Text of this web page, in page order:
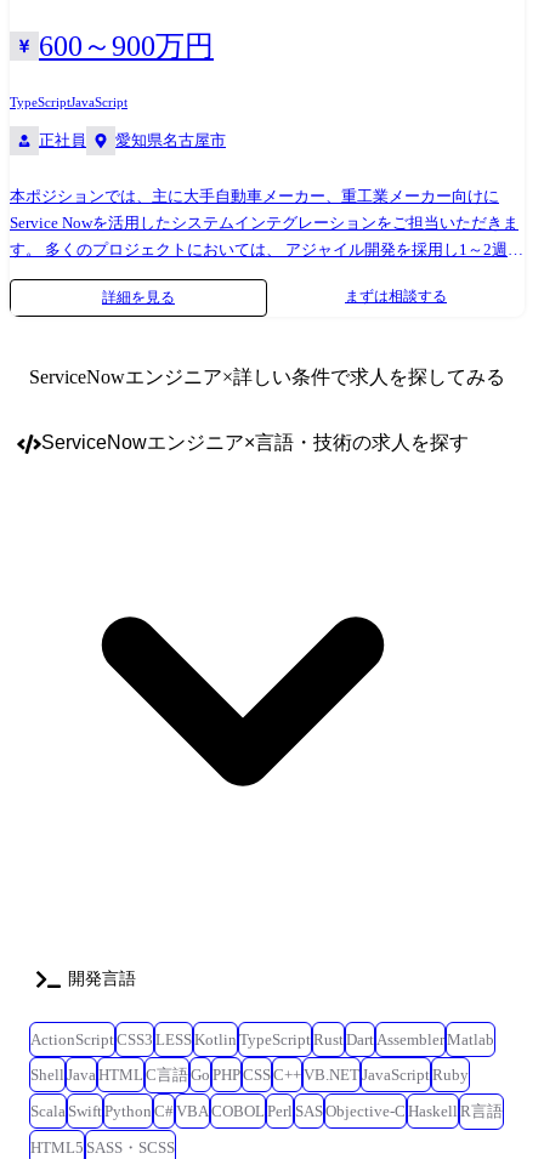
用したシステム開発プロジェクトにて、全体設計、技術設定と標準化(マ
イクロサービス、コンテナ基盤、API設計、マネージドサービス活用)、
化)を担当 ※本ポジションは、従来のインフラ設計・開発ではなく、クラ
ウドサービス上でのアプリケーション設計・開発にフォーカスしていま
ト/コンサルタント ④SAPエンジニア/コンサルタント ⑤Dynamics365エン
ジニア/コンサルタント ⑥mcframeソリューションアーキテクト ※上記②
～⑥におけるシステム導入開発プロジェクトにて、要件定義から設計、
開発、テスト、オフショア開発管理、技術ソリューションの提案を担当
●勤務地 ①クラウドアプリケーションアーキテクト 東京、名古屋、大
東京、名古屋、大阪、広島、福岡、茨城 ⑤Dynamics365エンジニア/コ
古屋、大阪、福岡
600～900万円
TypeScriptJavaScript
正社員 愛知県名古屋市
本ポジションでは、主に大手自動車メーカー、重工業メーカー向けに
Service Nowを活用したシステムインテグレーションをご担当いただきま
す。 多くのプロジェクトにおいては、 アジャイル開発を採用し1～2週間
でMVP(Minimum Viable Product)を提供し、ユーザフィードバックによる
仮説・検証を繰り返し3～6か月でサービスリリースを行っています。 ア
るサービスを目指しています。 本募集はService Nowを活用したシステム
発をリードするアプリケーションエンジニアもしくはインフラエンジニ
30程度です。 ・現場のフォロー体制: ServiceNowパートナーが利用でき
るServiceNowトレーニングコンテンツの利用が可能ですので、
ServiceNowを初めて扱う方でもキャッチアップいただくことが可能で
心としたチームサポートがあります。 ・入社後、業務をお任せできるよ
うになるまでのマイルストーン(目安) オリエンテーション・基本教育(会
社共通)(数日) ServiceNowトレーニング(最大1カ月) 業務OJT(2週間) 実務ア
詳細を見る まずは相談する
ServiceNowエンジニア×詳しい条件で求人を探してみる
ServiceNowエンジニア×言語・技術の求人を探す
開発言語
ActionScriptCSS3 LESSKotlin TypeScriptRustDartAssemblerMatlab
Shell JavaHTML C言語Go PHPCSSC++VB.NETJavaScriptRuby
Scala SwiftPython C#VBACOBOL Perl SASObjective-C Haskell R言語
HTML5 SASS・SCSS